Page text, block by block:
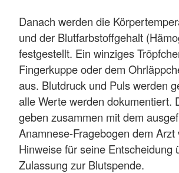
Danach werden die
und der Blutfarbstoffgehalt
festgestellt. Ein winziges
Fingerkuppe oder dem
aus. Blutdruck und Puls werden
alle Werte werden dokumentiert.
geben zusammen mit dem
Anamnese-Fragebogen dem
Hinweise für seine Entscheidung
Zulassung zur Blutspende.